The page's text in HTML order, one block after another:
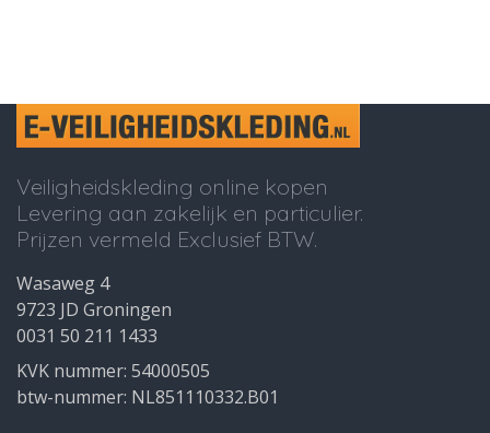
Veiligheidskleding online kopen
Levering aan zakelijk en particulier.
Prijzen vermeld Exclusief BTW.
Wasaweg 4
9723 JD Groningen
0031 50 211 1433
KVK nummer: 54000505
btw-nummer: NL851110332.B01